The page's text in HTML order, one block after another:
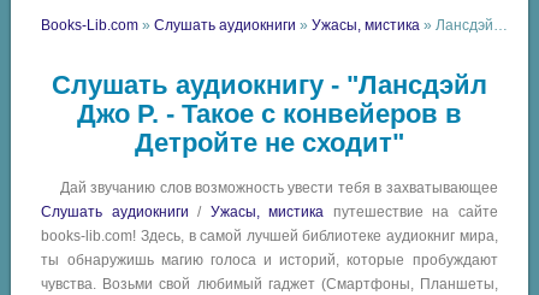
Books-Lib.com »Слушать аудиокниги »Ужасы, мистика » Лансдэйл Джо Р. - Такое с конвейеров в Детройте не сходит
Слушать аудиокнигу - "Лансдэйл
Джо Р. - Такое с конвейеров в
Детройте не сходит"
Дай звучанию слов возможность увести тебя в захватывающее
Слушать аудиокниги / Ужасы, мистика путешествие на сайте
books-lib.com! Здесь, в самой лучшей библиотеке аудиокниг мира,
ты обнаружишь магию голоса и историй, которые пробуждают
чувства. Возьми свой любимый гаджет (Смартфоны, Планшеты,